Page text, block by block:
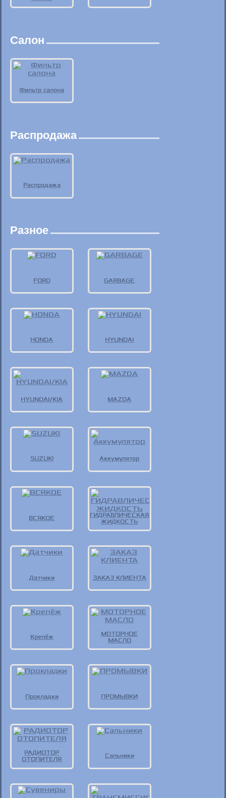
Салон
Фильтр салона
Распродажа
Распродажа
Разное
FORD GARBAGE
HONDA HYUNDAI
HYUNDAI/KIA MAZDA
SUZUKI Аккумулятор
ВСЯКОЕ
ГИДРАВЛИЧЕСКАЯ
ЖИДКОСТЬ
Датчики ЗАКАЗ КЛИЕНТА
Крепёж
МОТОРНОЕ
МАСЛО
Прокладки ПРОМЫВКИ
РАДИОТОР
ОТОПИТЕЛЯ
Сальники